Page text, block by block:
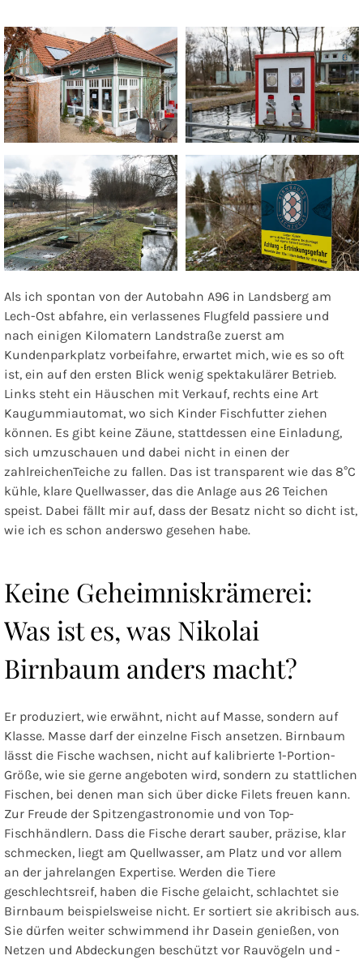
Als ich spontan von der Autobahn A96 in Landsberg am
Lech-Ost abfahre, ein verlassenes Flugfeld passiere und
nach einigen Kilomatern Landstraße zuerst am
Kundenparkplatz vorbeifahre, erwartet mich, wie es so oft
ist, ein auf den ersten Blick wenig spektakulärer Betrieb.
Links steht ein Häuschen mit Verkauf, rechts eine Art
Kaugummiautomat, wo sich Kinder Fischfutter ziehen
können. Es gibt keine Zäune, stattdessen eine Einladung,
sich umzuschauen und dabei nicht in einen der
zahlreichenTeiche zu fallen. Das ist transparent wie das 8°C
kühle, klare Quellwasser, das die Anlage aus 26 Teichen
speist. Dabei fällt mir auf, dass der Besatz nicht so dicht ist,
wie ich es schon anderswo gesehen habe.
Keine Geheimniskrämerei:
Was ist es, was Nikolai
Birnbaum anders macht?
Er produziert, wie erwähnt, nicht auf Masse, sondern auf
Klasse. Masse darf der einzelne Fisch ansetzen. Birnbaum
lässt die Fische wachsen, nicht auf kalibrierte 1-Portion-
Größe, wie sie gerne angeboten wird, sondern zu stattlichen
Fischen, bei denen man sich über dicke Filets freuen kann.
Zur Freude der Spitzengastronomie und von Top-
Fischhändlern. Dass die Fische derart sauber, präzise, klar
schmecken, liegt am Quellwasser, am Platz und vor allem
an der jahrelangen Expertise. Werden die Tiere
geschlechtsreif, haben die Fische gelaicht, schlachtet sie
Birnbaum beispielsweise nicht. Er sortiert sie akribisch aus.
Sie dürfen weiter schwimmend ihr Dasein genießen, von
Netzen und Abdeckungen beschützt vor Rauvögeln und -